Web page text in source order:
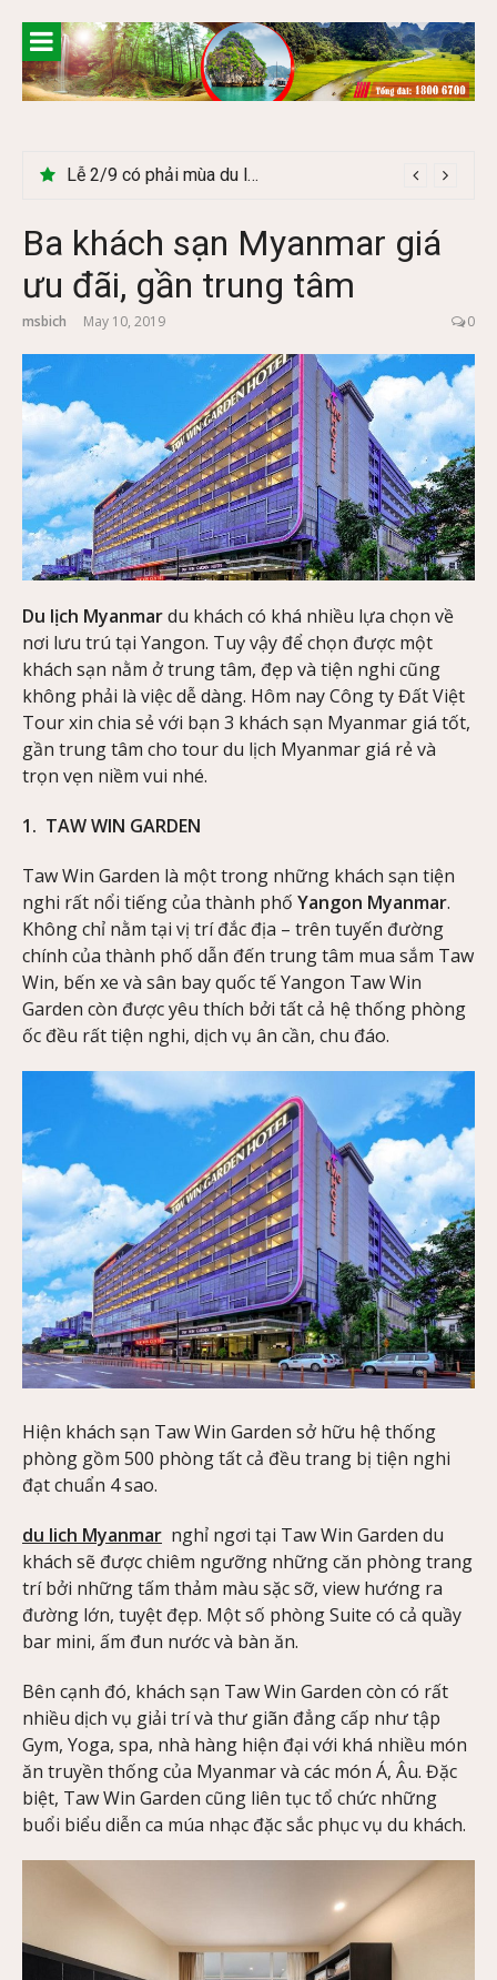
content
Lễ 2/9 có phải mùa du lịch Hà Giang đẹp không?
Ba khách sạn Myanmar giá
ưu đãi, gần trung tâm
msbich May 10, 2019 0
Du lịch Myanmardu khách có khá nhiều lựa chọn về
nơi lưu trú tại Yangon. Tuy vậy để chọn được một
khách sạn nằm ở trung tâm, đẹp và tiện nghi cũng
không phải là việc dễ dàng. Hôm nay Công ty Đất Việt
Tour xin chia sẻ với bạn 3 khách sạn Myanmar giá tốt,
gần trung tâm cho tour du lịch Myanmar giá rẻ và
trọn vẹn niềm vui nhé.
1. TAW WIN GARDEN
Taw Win Garden là một trong những khách sạn tiện
nghi rất nổi tiếng của thành phố Yangon Myanmar.
Không chỉ nằm tại vị trí đắc địa – trên tuyến đường
chính của thành phố dẫn đến trung tâm mua sắm Taw
Win, bến xe và sân bay quốc tế Yangon Taw Win
Garden còn được yêu thích bởi tất cả hệ thống phòng
ốc đều rất tiện nghi, dịch vụ ân cần, chu đáo.
Hiện khách sạn Taw Win Garden sở hữu hệ thống
phòng gồm 500 phòng tất cả đều trang bị tiện nghi
đạt chuẩn 4 sao.
du lich Myanmar nghỉ ngơi tại Taw Win Garden du
khách sẽ được chiêm ngưỡng những căn phòng trang
trí bởi những tấm thảm màu sặc sỡ, view hướng ra
đường lớn, tuyệt đẹp. Một số phòng Suite có cả quầy
bar mini, ấm đun nước và bàn ăn.
Bên cạnh đó, khách sạn Taw Win Garden còn có rất
nhiều dịch vụ giải trí và thư giãn đẳng cấp như tập
Gym, Yoga, spa, nhà hàng hiện đại với khá nhiều món
ăn truyền thống của Myanmar và các món Á, Âu. Đặc
biệt, Taw Win Garden cũng liên tục tổ chức những
buổi biểu diễn ca múa nhạc đặc sắc phục vụ du khách.